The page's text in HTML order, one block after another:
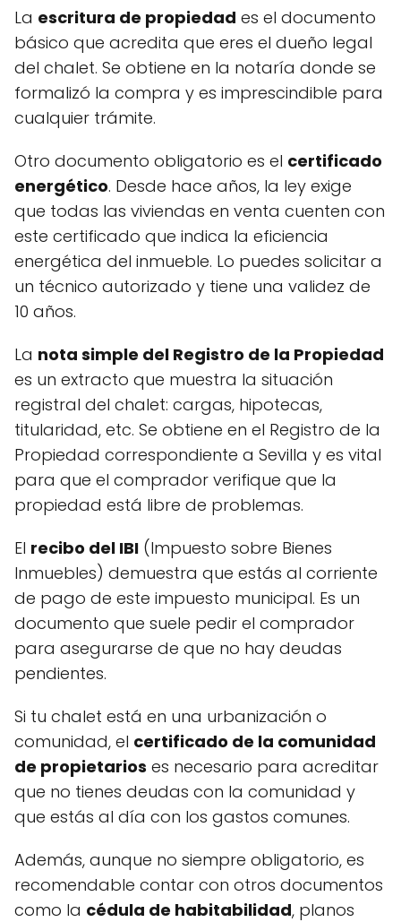
La escritura de propiedad es el documento
básico que acredita que eres el dueño legal
del chalet. Se obtiene en la notaría donde se
formalizó la compra y es imprescindible para
cualquier trámite.
Otro documento obligatorio es el certificado
energético. Desde hace años, la ley exige
que todas las viviendas en venta cuenten con
este certificado que indica la eficiencia
energética del inmueble. Lo puedes solicitar a
un técnico autorizado y tiene una validez de
10 años.
La nota simple del Registro de la Propiedad
es un extracto que muestra la situación
registral del chalet: cargas, hipotecas,
titularidad, etc. Se obtiene en el Registro de la
Propiedad correspondiente a Sevilla y es vital
para que el comprador verifique que la
propiedad está libre de problemas.
El recibo del IBI (Impuesto sobre Bienes
Inmuebles) demuestra que estás al corriente
de pago de este impuesto municipal. Es un
documento que suele pedir el comprador
para asegurarse de que no hay deudas
pendientes.
Si tu chalet está en una urbanización o
comunidad, el certificado de la comunidad
de propietarios es necesario para acreditar
que no tienes deudas con la comunidad y
que estás al día con los gastos comunes.
Además, aunque no siempre obligatorio, es
recomendable contar con otros documentos
como la cédula de habitabilidad, planos